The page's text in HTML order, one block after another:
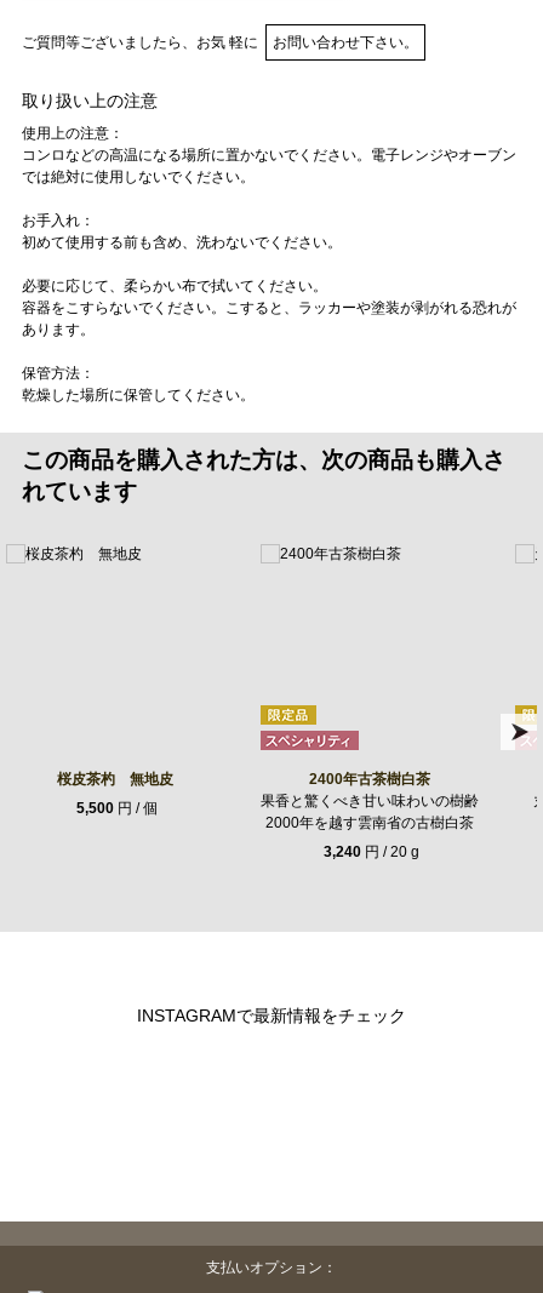
ご質問等ございましたら、お気 軽に お問い合わせ下さい。
取り扱い上の注意
使用上の注意：
コンロなどの高温になる場所に置かないでください。電子レンジやオーブン
では絶対に使用しないでください。
お手入れ：
初めて使用する前も含め、洗わないでください。
必要に応じて、柔らかい布で拭いてください。
容器をこすらないでください。こすると、ラッカーや塗装が剥がれる恐れが
あります。
保管方法：
乾燥した場所に保管してください。
この商品を購入された方は、次の商品も購入さ
れています
桜皮茶杓 無地皮
5,500円 / 個
2400年古茶樹白茶
果香と驚くべき甘い味わいの樹齢
2000年を越す雲南省の古樹白茶
3,240円 / 20 g
INSTAGRAMで最新情報をチェック
支払いオプション：